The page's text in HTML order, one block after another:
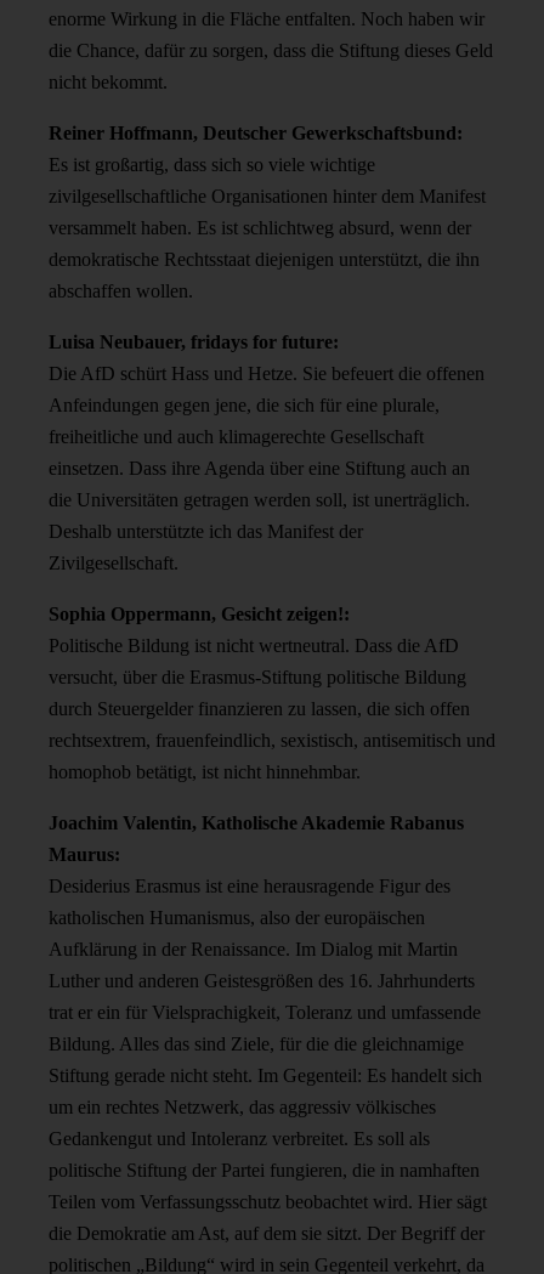
enorme Wirkung in die Fläche entfalten. Noch haben wir
die Chance, dafür zu sorgen, dass die Stiftung dieses Geld
nicht bekommt.
Reiner Hoffmann, Deutscher Gewerkschaftsbund:
Es ist großartig, dass sich so viele wichtige
zivilgesellschaftliche Organisationen hinter dem Manifest
versammelt haben. Es ist schlichtweg absurd, wenn der
demokratische Rechtsstaat diejenigen unterstützt, die ihn
abschaffen wollen.
Luisa Neubauer, fridays for future:
Die AfD schürt Hass und Hetze. Sie befeuert die offenen
Anfeindungen gegen jene, die sich für eine plurale,
freiheitliche und auch klimagerechte Gesellschaft
einsetzen. Dass ihre Agenda über eine Stiftung auch an
die Universitäten getragen werden soll, ist unerträglich.
Deshalb unterstützte ich das Manifest der
Zivilgesellschaft.
Sophia Oppermann, Gesicht zeigen!:
Politische Bildung ist nicht wertneutral. Dass die AfD
versucht, über die Erasmus-Stiftung politische Bildung
durch Steuergelder finanzieren zu lassen, die sich offen
rechtsextrem, frauenfeindlich, sexistisch, antisemitisch und
homophob betätigt, ist nicht hinnehmbar.
Joachim Valentin, Katholische Akademie Rabanus
Maurus:
Desiderius Erasmus ist eine herausragende Figur des
katholischen Humanismus, also der europäischen
Aufklärung in der Renaissance. Im Dialog mit Martin
Luther und anderen Geistesgrößen des 16. Jahrhunderts
trat er ein für Vielsprachigkeit, Toleranz und umfassende
Bildung. Alles das sind Ziele, für die die gleichnamige
Stiftung gerade nicht steht. Im Gegenteil: Es handelt sich
um ein rechtes Netzwerk, das aggressiv völkisches
Gedankengut und Intoleranz verbreitet. Es soll als
politische Stiftung der Partei fungieren, die in namhaften
Teilen vom Verfassungsschutz beobachtet wird. Hier sägt
die Demokratie am Ast, auf dem sie sitzt. Der Begriff der
politischen „Bildung“ wird in sein Gegenteil verkehrt, da